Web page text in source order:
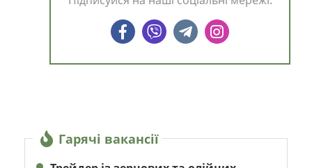
Гарячі вакансії